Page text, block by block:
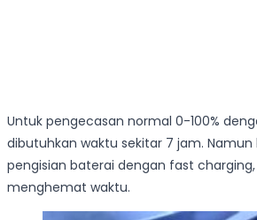
Untuk pengecasan normal 0-100%
dibutuhkan waktu sekitar 7 jam.
pengisian baterai dengan fast
menghemat waktu.